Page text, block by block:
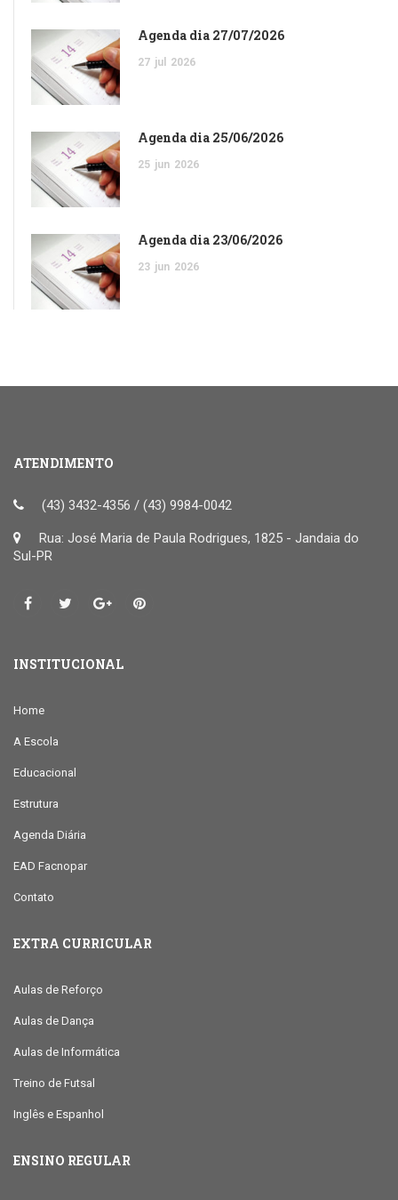
Agenda dia 27/07/2026
27 jul 2026
Agenda dia 25/06/2026
25 jun 2026
Agenda dia 23/06/2026
23 jun 2026
ATENDIMENTO
(43) 3432-4356 / (43) 9984-0042
Rua: José Maria de Paula Rodrigues, 1825 - Jandaia do
Sul-PR
INSTITUCIONAL
Home
A Escola
Educacional
Estrutura
Agenda Diária
EAD Facnopar
Contato
EXTRA CURRICULAR
Aulas de Reforço
Aulas de Dança
Aulas de Informática
Treino de Futsal
Inglês e Espanhol
ENSINO REGULAR